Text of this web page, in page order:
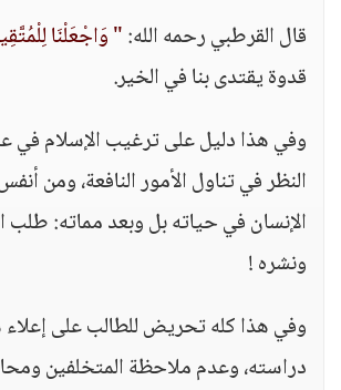
قال القرطبي رحمه الله:" وَاجْعَلْنَا
قدوة يقتدى بنا في الخير.
وفي هذا دليل على ترغيب الإسلام في
النظر في تناول الأمور النافعة، ومن
الإنسان في حياته بل وبعد مماته: طلب
ونشره !
وفي هذا كله تحريض للطالب على
دراسته، وعدم ملاحظة المتخلفين